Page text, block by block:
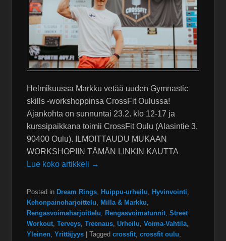
Helmikuussa Markku vetää uuden Gymnastic
skills -workshoppinsa CrossFit Oulussa!
Ajankohta on sunnuntai 23.2. klo 12-17 ja
kurssipaikkana toimii CrossFit Oulu (Alasintie 3,
90400 Oulu). ILMOITTAUDU MUKAAN
WORKSHOPIIN TÄMÄN LINKIN KAUTTA
Lue koko artikkeli →
Posted in Dream Rings, Huippu-urheilu, Hyvinvointi,
Kehonpainoharjoittelu, Milla & Markku,
Rengasvoimaharjoittelu, Rengasvoimatunnit,Street
Workout,Terveys,Treenaus,Urheilu,Voima-Vahtila,
Yleinen,Yrittäjyys |Tagged crossfit,crossfit oulu,